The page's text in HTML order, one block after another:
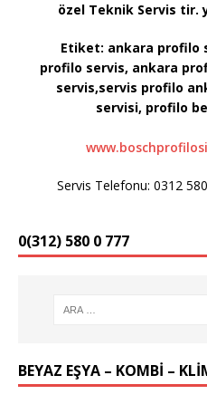
özel Teknik Servis tir.
Etiket: ankara profilo
profilo servis, ankara
servis,servis profilo
servisi, profilo
Servis Telefonu: 0312
0(312) 580 0 777
BEYAZ EŞYA – KOMBİ –